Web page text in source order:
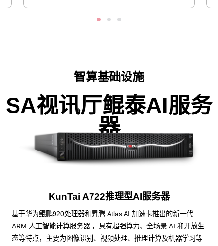
智算基础设施
SA视讯厅鲲泰AI服务
器
KunTai A722推理型AI服务器
基于华为鲲鹏920处理器和昇腾 Atlas AI 加速卡推出的新一代
ARM 人工智能计算服务器 ，具有超强算力、全场景 AI 和开放生
态等特点，主要为图像识别、视频处理、推理计算及机器学习等